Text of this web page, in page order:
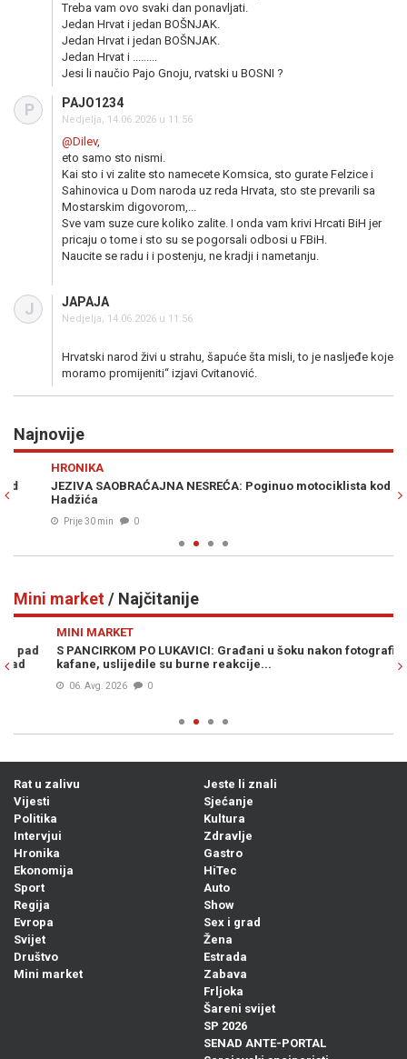
Treba vam ovo svaki dan ponavljati.
Jedan Hrvat i jedan BOŠNJAK.
Jedan Hrvat i jedan BOŠNJAK.
Jedan Hrvat i .........
Jesi li naučio Pajo Gnoju, rvatski u BOSNI ?
P PAJO1234
Nedjelja, 14.06.2026 u 11:56
@Dilev,
eto samo sto nismi.
Kai sto i vi zalite sto namecete Komsica, sto gurate Felzice i
Sahinovica u Dom naroda uz reda Hrvata, sto ste prevarili sa
Mostarskim digovorom,...
Sve vam suze cure koliko zalite. I onda vam krivi Hrcati BiH jer
pricaju o tome i sto su se pogorsali odbosi u FBiH.
Naucite se radu i i postenju, ne kradji i nametanju.
J JAPAJA
Nedjelja, 14.06.2026 u 11:56
Hrvatski narod živi u strahu, šapuće šta misli, to je nasljeđe koje
moramo promijeniti“ izjavi Cvitanović.
Najnovije
HRONIKA
JEZIVA SAOBRAĆAJNA NESREĆA: Poginuo motociklista kod
Hadžića
Prije 30 min 0
Mini market/ Najčitanije
MINI MARKET
S PANCIRKOM PO LUKAVICI: Građani u šoku nakon fotografije iz
kafane, uslijedile su burne reakcije...
06. Avg. 2026 0
Rat u zalivu
Vijesti
Politika
Intervjui
Hronika
Ekonomija
Sport
Regija
Evropa
Svijet
Društvo
Mini market
Jeste li znali
Sjećanje
Kultura
Zdravlje
Gastro
HiTec
Auto
Show
Sex i grad
Žena
Estrada
Zabava
Frljoka
Šareni svijet
SP 2026
SENAD ANTE-PORTAL